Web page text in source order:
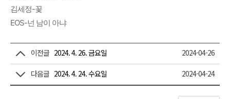
김세정-꽃
EOS-넌 남이 아냐
이전글 2024. 4. 26. 금요일 2024-04-26
다음글 2024. 4. 24. 수요일 2024-04-24